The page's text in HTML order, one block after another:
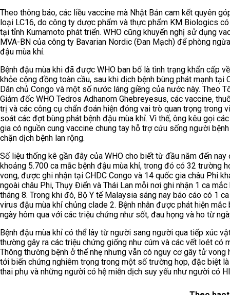
Theo thông báo, các liều vaccine mà Nhật Bản cam kết quyên
loại LC16, do công ty dược phẩm và thực phẩm KM Biologics
tại tỉnh Kumamoto phát triển. WHO cũng khuyến nghị sử dụng
MVA-BN của công ty Bavarian Nordic (Đan Mạch) để phòng
đậu mùa khỉ.
Bệnh đậu mùa khi đã được WHO ban bố là tình trạng khẩn cấp
khỏe cộng đồng toàn cầu, sau khi dịch bệnh bùng phát mạnh tại
Dân chủ Congo và một số nước láng giềng của nước này. Theo
Giám đốc WHO Tedros Adhanom Ghebreyesus, các vaccine,
trị và các công cụ chẩn đoán hiện đóng vai trò quan trọng trong
soát các đợt bùng phát bệnh đậu mùa khỉ. Vì thế, ông kêu gọi
gia có nguồn cung vaccine chung tay hỗ trợ cứu sống người
chặn dịch bệnh lan rộng.
Số liệu thống kê gần đây của WHO cho biết từ đầu năm đến nay
khoảng 5.700 ca mắc bệnh đậu mùa khỉ, trong đó có 32 trường
vong, được ghi nhận tại CHDC Congo và 14 quốc gia châu Phi
ngoài châu Phi, Thụy Điển và Thái Lan mỗi nơi ghi nhận 1 ca
tháng 8. Trong khi đó, Bộ Y tế Malaysia sáng nay báo cáo có 1
virus đậu mùa khỉ chủng clade 2. Bệnh nhân được phát hiện mắc
ngày hôm qua với các triệu chứng như sốt, đau họng và ho từ
Bệnh đậu mùa khỉ có thể lây từ người sang người qua tiếp xúc
thường gây ra các triệu chứng giống như cúm và các vết loét có
Thông thường bệnh ở thể nhẹ nhưng vẫn có nguy cơ gây tử vong
tới biến chứng nghiêm trọng trong một số trường hợp, đặc biệt
thai phụ và những người có hệ miễn dịch suy yếu như người có